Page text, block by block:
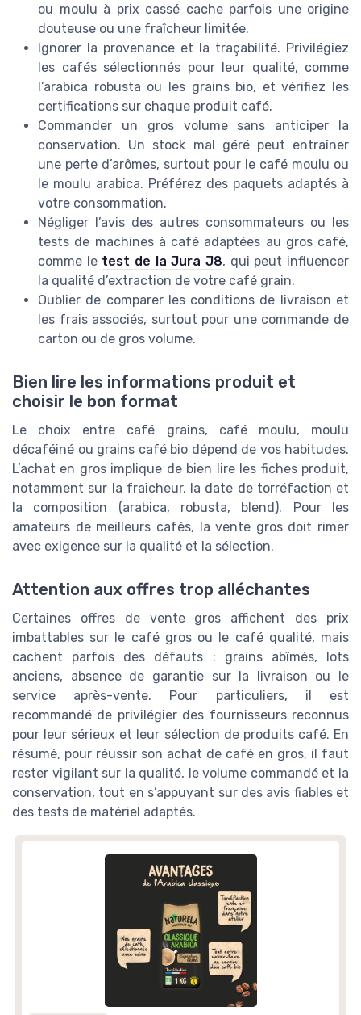
ou moulu à prix cassé cache parfois une origine
douteuse ou une fraîcheur limitée.
Ignorer la provenance et la traçabilité. Privilégiez
les cafés sélectionnés pour leur qualité, comme
l’arabica robusta ou les grains bio, et vérifiez les
certifications sur chaque produit café.
Commander un gros volume sans anticiper la
conservation. Un stock mal géré peut entraîner
une perte d’arômes, surtout pour le café moulu ou
le moulu arabica. Préférez des paquets adaptés à
votre consommation.
Négliger l’avis des autres consommateurs ou les
tests de machines à café adaptées au gros café,
comme le test de la Jura J8, qui peut influencer
la qualité d’extraction de votre café grain.
Oublier de comparer les conditions de livraison et
les frais associés, surtout pour une commande de
carton ou de gros volume.
Bien lire les informations produit et
choisir le bon format
Le choix entre café grains, café moulu, moulu
décaféiné ou grains café bio dépend de vos habitudes.
L’achat en gros implique de bien lire les fiches produit,
notamment sur la fraîcheur, la date de torréfaction et
la composition (arabica, robusta, blend). Pour les
amateurs de meilleurs cafés, la vente gros doit rimer
avec exigence sur la qualité et la sélection.
Attention aux offres trop alléchantes
Certaines offres de vente gros affichent des prix
imbattables sur le café gros ou le café qualité, mais
cachent parfois des défauts : grains abîmés, lots
anciens, absence de garantie sur la livraison ou le
service après-vente. Pour particuliers, il est
recommandé de privilégier des fournisseurs reconnus
pour leur sérieux et leur sélection de produits café. En
résumé, pour réussir son achat de café en gros, il faut
rester vigilant sur la qualité, le volume commandé et la
conservation, tout en s’appuyant sur des avis fiables et
des tests de matériel adaptés.
SAULA PREMIUM
Arabica - Pack de 2x500g
＋ Cafépremium
＋ 100% Arabica
＋ Pack pratique de2 boîtes
＋ Goût riche etaromatique
★★★★★
★★★★★ 4,3/5 — 620 avis
Voir l'offre
Café Grains Bio Espresso